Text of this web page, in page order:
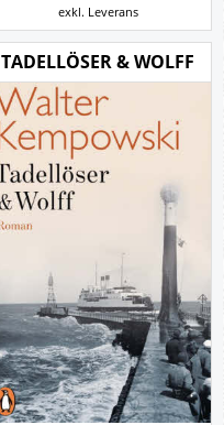
exkl. Leverans
TADELLÖSER & WOLFF